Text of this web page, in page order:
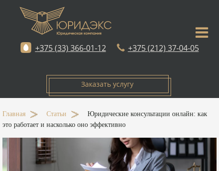
+375 (33) 366-01-12 +375 (212) 37-04-05
Заказать услугу
Главная - Статьи -
Юридические консультации онлайн: как
это работает и насколько оно эффективно